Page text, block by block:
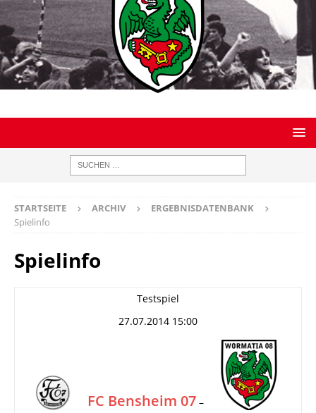
STARTSEITE ARCHIV
ERGEBNISDATENBANK
Spielinfo
Spielinfo
Testspiel
27.07.2014 15:00
FC Bensheim 07 –